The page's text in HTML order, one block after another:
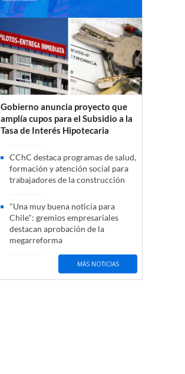
Gobierno anuncia proyecto que
amplía cupos para el Subsidio a la
Tasa de Interés Hipotecaria
CChC destaca programas de salud,
formación y atención social para
trabajadores de la construcción
"Una muy buena noticia para
Chile": gremios empresariales
destacan aprobación de la
megarreforma
MÁS NOTICIAS